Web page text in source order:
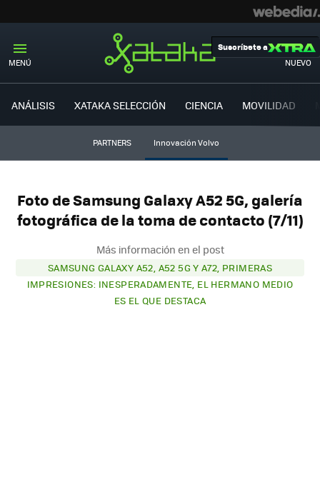
MENÚ NUEVO
Suscríbete a
ANÁLISIS XATAKA SELECCIÓN CIENCIA MOVILIDAD
PARTNERS Innovación Volvo
Foto de Samsung Galaxy A52 5G, galería
fotográfica de la toma de contacto (7/11)
Más información en el post
SAMSUNG GALAXY A52, A52 5G Y A72, PRIMERAS
IMPRESIONES: INESPERADAMENTE, EL HERMANO MEDIO
ES EL QUE DESTACA